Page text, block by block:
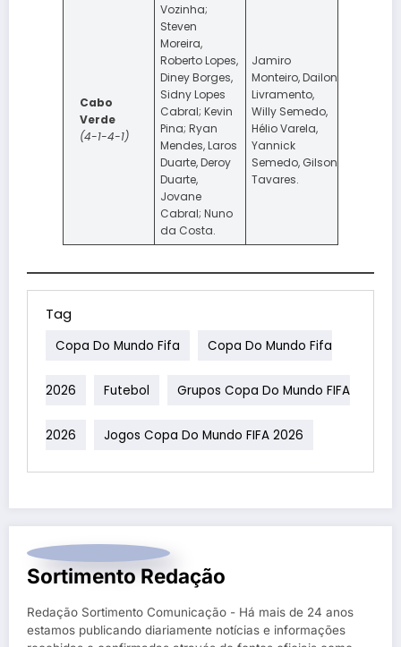
Cabo
Verde
(4-1-4-1)
Vozinha;
Steven
Moreira,
Roberto Lopes,
Diney Borges,
Sidny Lopes
Cabral; Kevin
Pina; Ryan
Mendes, Laros
Duarte, Deroy
Duarte,
Jovane
Cabral; Nuno
da Costa.
Jamiro
Monteiro, Dailon
Livramento,
Willy Semedo,
Hélio Varela,
Yannick
Semedo, Gilson
Tavares.
Tag
Copa Do Mundo Fifa Copa Do Mundo Fifa
2026 Futebol Grupos Copa Do Mundo FIFA
2026 Jogos Copa Do Mundo FIFA 2026
Sortimento Redação
Redação Sortimento Comunicação - Há mais de 24 anos
estamos publicando diariamente notícias e informações